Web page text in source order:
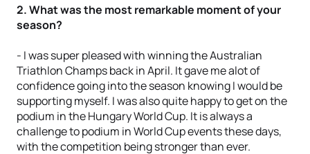
2. What was the most remarkable moment of your
season?
- I was super pleased with winning the Australian
Triathlon Champs back in April. It gave me alot of
confidence going into the season knowing I would be
supporting myself. I was also quite happy to get on the
podium in the Hungary World Cup. It is always a
challenge to podium in World Cup events these days,
with the competition being stronger than ever.